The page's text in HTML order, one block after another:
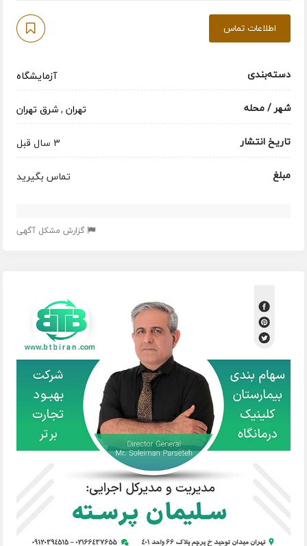
اطلاعات تماس
دسته‌بندی
آزمایشگاه
شهر / محله
تهران,شرق تهران
تاریخ انتشار
3 سال قبل
مبلغ
تماس بگیرید
گزارش مشکل آگهی